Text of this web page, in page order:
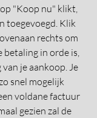
"Koop nu" klikt,
toegevoegd. Klik
rechts om
betaling in orde is,
je aankoop. Je
snel mogelijk
voldane factuur
gezien zal de